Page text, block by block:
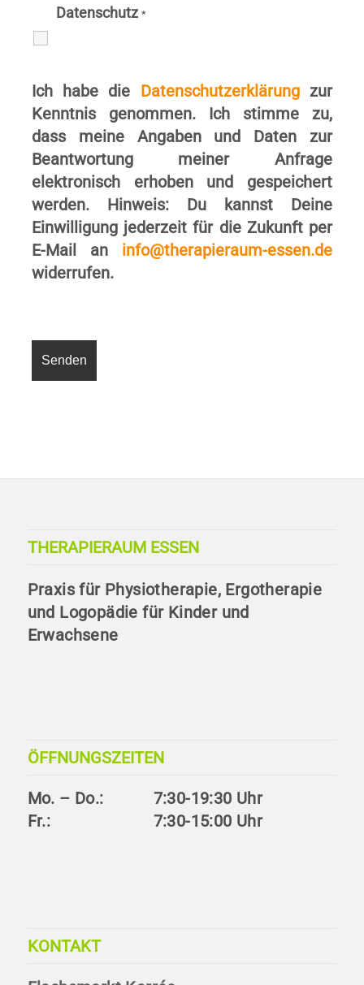
Datenschutz *
Ich habe die Datenschutzerklärungzur
Kenntnis genommen. Ich stimme zu,
dass meine Angaben und Daten zur
Beantwortung meiner Anfrage
elektronisch erhoben und gespeichert
werden. Hinweis: Du kannst Deine
Einwilligung jederzeit für die Zukunft per
E-Mail an info@therapieraum-essen.de
widerrufen.
THERAPIERAUM ESSEN
Praxis für Physiotherapie, Ergotherapie
und Logopädie für Kinder und
Erwachsene
ÖFFNUNGSZEITEN
Mo. – Do.:
7:30-19:30 Uhr
Fr.:
7:30-15:00 Uhr
KONTAKT